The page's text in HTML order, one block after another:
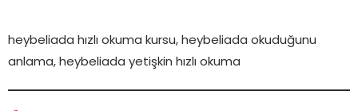
heybeliada hızlı okuma kursu, heybeliada okuduğunu
anlama, heybeliada yetişkin hızlı okuma